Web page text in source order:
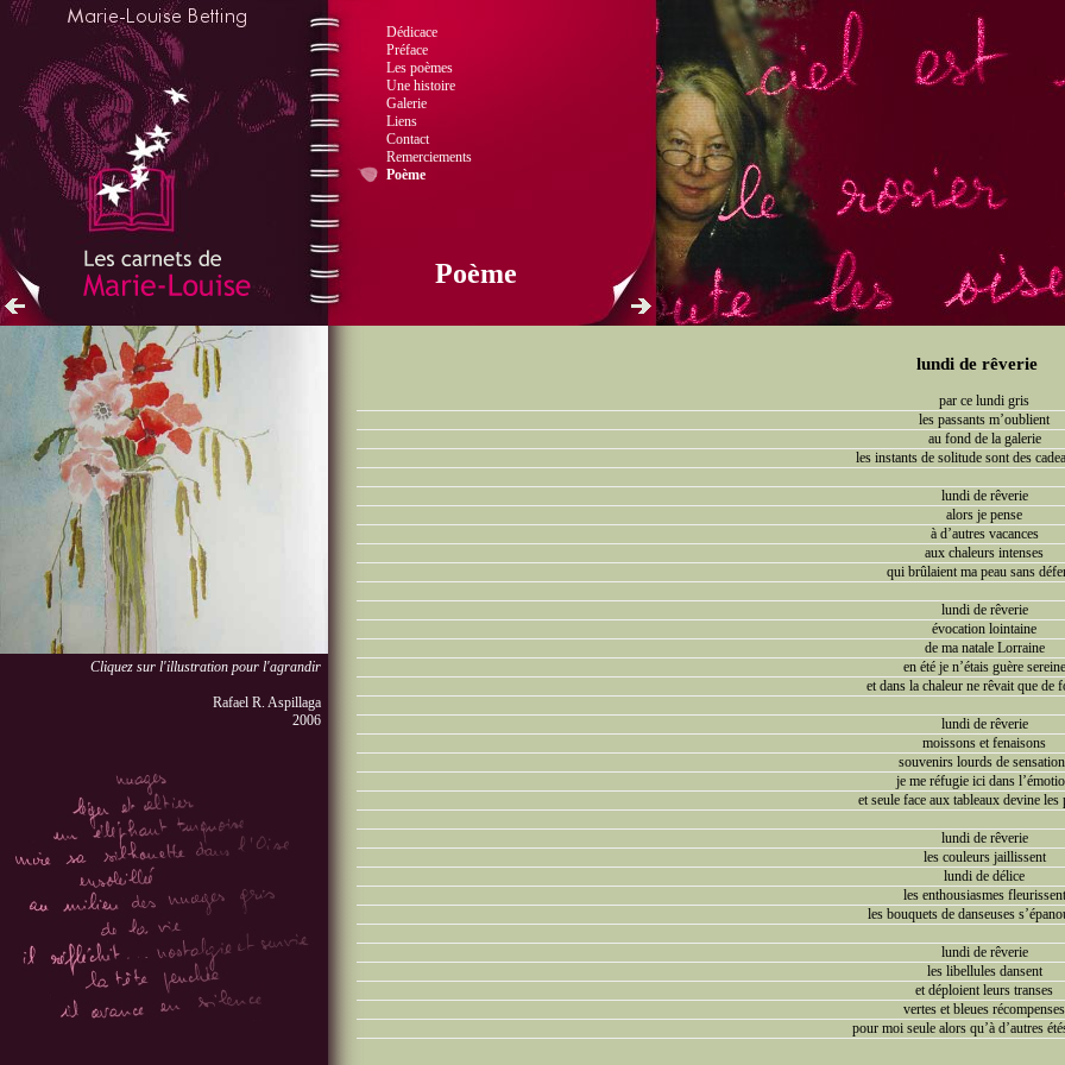
Dédicace
Préface
Les poèmes
Une histoire
Galerie
Liens
Contact
Remerciements
Poème
Poème
lundi de rêverie
par ce lundi gris
les passants m’oublient
au fond de la galerie
les instants de solitude sont des
lundi de rêverie
alors je pense
à d’autres vacances
aux chaleurs intenses
qui brûlaient ma peau sans
lundi de rêverie
évocation lointaine
de ma natale Lorraine
en été je n’étais guère sereine
et dans la chaleur ne rêvait que de
lundi de rêverie
moissons et fenaisons
souvenirs lourds de
je me réfugie ici dans
et seule face aux tableaux devine les
lundi de rêverie
les couleurs jaillissent
lundi de délice
les enthousiasmes fleurissent
les bouquets de danseuses
lundi de rêverie
les libellules dansent
et déploient leurs transes
vertes et bleues récompenses
pour moi seule alors qu’à d’autres
Cliquez sur l'illustration pour l'agrandir
Rafael R. Aspillaga
2006